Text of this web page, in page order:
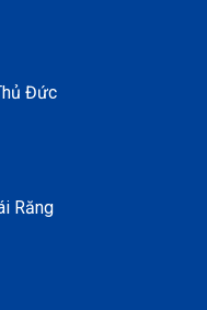
Đức
Răng